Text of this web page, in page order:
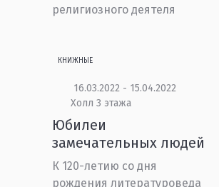
религиозного деятеля
КНИЖНЫЕ
16.03.2022 - 15.04.2022
Холл 3 этажа
Юбилеи
замечательных людей
К 120-летию со дня
рождения литературоведа